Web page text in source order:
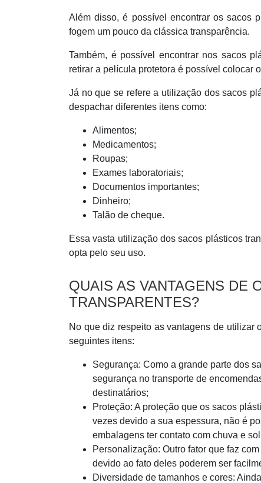
Além disso, é possível encontrar os sacos
fogem um pouco da clássica transparência.
Também, é possível encontrar nos sacos
retirar a película protetora é possível colocar
Já no que se refere a utilização dos sacos
despachar diferentes itens como:
Alimentos;
Medicamentos;
Roupas;
Exames laboratoriais;
Documentos importantes;
Dinheiro;
Talão de cheque.
Essa vasta utilização dos sacos plásticos
opta pelo seu uso.
QUAIS AS VANTAGENS DE
TRANSPARENTES?
No que diz respeito as vantagens de utilizar
seguintes itens:
Segurança: Como a grande parte dos
segurança no transporte de
destinatários;
Proteção: A proteção que os sacos
vezes devido a sua espessura, não é
embalagens ter contato com chuva e
Personalização: Outro fator que faz
devido ao fato deles poderem ser
Diversidade de tamanhos e cores: